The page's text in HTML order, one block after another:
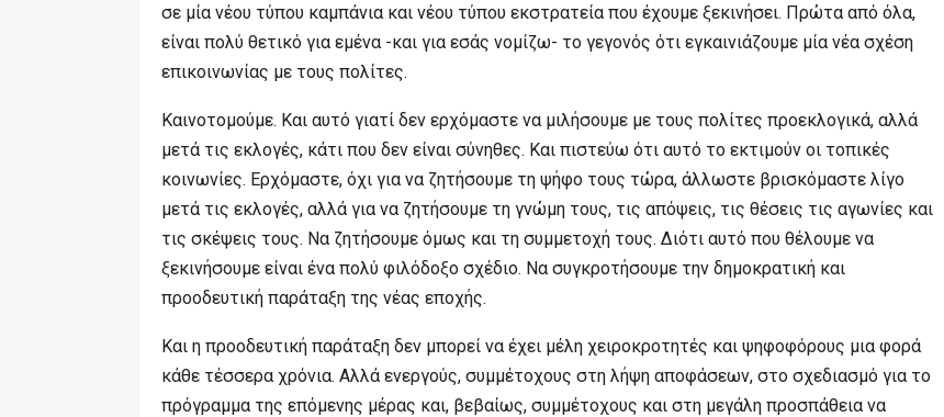
σε μία νέου τύπου καμπάνια και νέου τύπου εκστρατεία που έχουμε ξεκινήσει. Πρώτα από όλα,
είναι πολύ θετικό για εμένα -και για εσάς νομίζω- το γεγονός ότι εγκαινιάζουμε μία νέα σχέση
επικοινωνίας με τους πολίτες.
Καινοτομούμε. Και αυτό γιατί δεν ερχόμαστε να μιλήσουμε με τους πολίτες προεκλογικά, αλλά
μετά τις εκλογές, κάτι που δεν είναι σύνηθες. Και πιστεύω ότι αυτό το εκτιμούν οι τοπικές
κοινωνίες. Ερχόμαστε, όχι για να ζητήσουμε τη ψήφο τους τώρα, άλλωστε βρισκόμαστε λίγο
μετά τις εκλογές, αλλά για να ζητήσουμε τη γνώμη τους, τις απόψεις, τις θέσεις τις αγωνίες και
τις σκέψεις τους. Να ζητήσουμε όμως και τη συμμετοχή τους. Διότι αυτό που θέλουμε να
ξεκινήσουμε είναι ένα πολύ φιλόδοξο σχέδιο. Να συγκροτήσουμε την δημοκρατική και
προοδευτική παράταξη της νέας εποχής.
Και η προοδευτική παράταξη δεν μπορεί να έχει μέλη χειροκροτητές και ψηφοφόρους μια φορά
κάθε τέσσερα χρόνια. Αλλά ενεργούς, συμμέτοχους στη λήψη αποφάσεων, στο σχεδιασμό για το
πρόγραμμα της επόμενης μέρας και, βεβαίως, συμμέτοχους και στη μεγάλη προσπάθεια να